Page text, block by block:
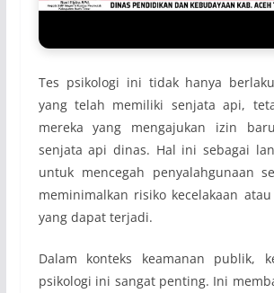
Tes psikologi ini tidak hanya
yang telah memiliki senjata api,
mereka yang mengajukan izin
senjata api dinas. Hal ini sebagai
untuk mencegah penyalahgunaan
meminimalkan risiko kecelakaan
yang dapat terjadi.
Dalam konteks keamanan publik,
psikologi ini sangat penting. Ini